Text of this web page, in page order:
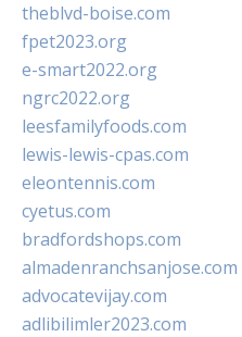
theblvd-boise.com
fpet2023.org
e-smart2022.org
ngrc2022.org
leesfamilyfoods.com
lewis-lewis-cpas.com
eleontennis.com
cyetus.com
bradfordshops.com
almadenranchsanjose.com
advocatevijay.com
adlibilimler2023.com